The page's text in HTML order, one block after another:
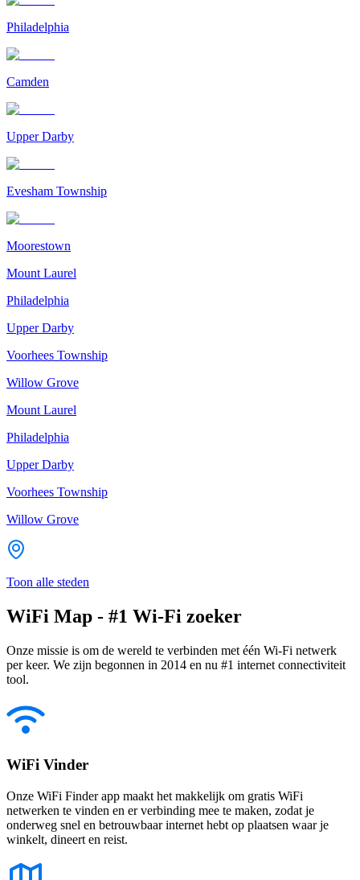
Philadelphia
Camden
Upper Darby
Evesham Township
Moorestown
Mount Laurel
Philadelphia
Upper Darby
Voorhees Township
Willow Grove
Mount Laurel
Philadelphia
Upper Darby
Voorhees Township
Willow Grove
Toon alle steden
WiFi Map - #1 Wi-Fi zoeker
Onze missie is om de wereld te verbinden met één Wi-Fi netwerk
per keer. We zijn begonnen in 2014 en nu #1 internet connectiviteit
tool.
WiFi Vinder
Onze WiFi Finder app maakt het makkelijk om gratis WiFi
netwerken te vinden en er verbinding mee te maken, zodat je
onderweg snel en betrouwbaar internet hebt op plaatsen waar je
winkelt, dineert en reist.